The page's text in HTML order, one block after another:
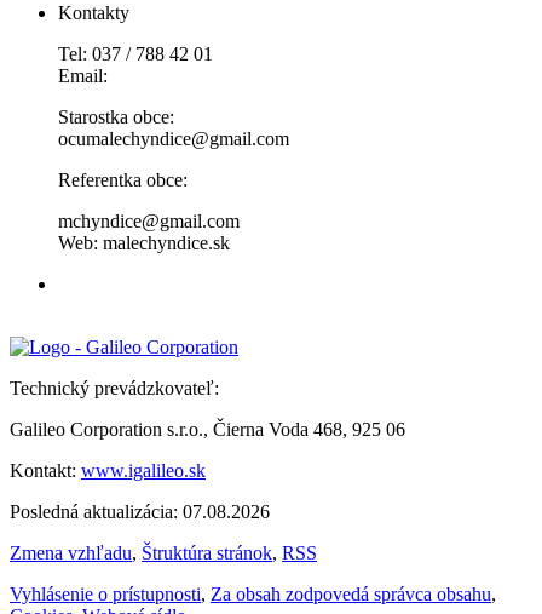
Kontakty
Tel: 037 / 788 42 01
Email:
Starostka obce:
ocumalechyndice@gmail.com
Referentka obce:
mchyndice@gmail.com
Web: malechyndice.sk
Technický prevádzkovateľ:
Galileo Corporation s.r.o., Čierna Voda 468, 925 06
Kontakt: www.igalileo.sk
Posledná aktualizácia: 07.08.2026
Zmena vzhľadu, Štruktúra stránok, RSS
Vyhlásenie o prístupnosti, Za obsah zodpovedá správca obsahu,